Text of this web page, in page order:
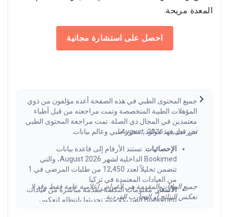
المعدة مريحة.
احصل على استشارة مجانية
جميع المحتوى الطبي في هذه الصفحة أعده مؤلفون من ذوي
المؤهلات الطبية المتخصصة وتمت مراجعته من قبل أطباء
معتمدين في المجال ذي الصلة. تمت مراجعة المحتوى الطبي
من قبل فهد مولود، محرر طبي وعالم بيانات.
آخر تحديث: August, 2026.
الإحصائيات: تستند الأرقام إلى قاعدة بيانات
Bookimed الداخلية لشهر August 2026، والتي
تتضمن تحليلاً لعدد 12,450 من طلبات المرضى في 1
من العيادات المعتمدة في تركيا.
الأسعار: معلومات التكلفة مقدمة مباشرة من عيادات
Bookimed الشريكة ويتم تحديثها بانتظام لتعكس
جميع البيانات المقدمة هي لأغراض إعلامية عامة فقط وقد لا
تعكس النتائج أو التجارب الفردية.